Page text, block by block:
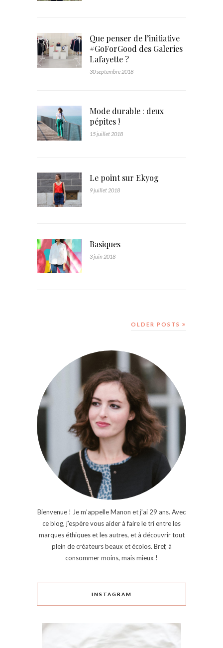
Que penser de l’initiative
#GoForGood des Galeries
Lafayette ?
30 septembre 2018
Mode durable : deux
pépites !
15 juillet 2018
Le point sur Ekyog
9 juillet 2018
Basiques
3 juin 2018
OLDER POSTS
Bienvenue ! Je m’appelle Manon et j’ai 29 ans. Avec
ce blog, j’espère vous aider à faire le tri entre les
marques éthiques et les autres, et à découvrir tout
plein de créateurs beaux et écolos. Bref, à
consommer moins, mais mieux !
INSTAGRAM